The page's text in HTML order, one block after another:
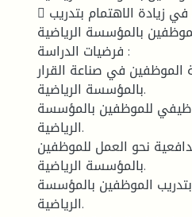
 التعرف على دور التخطيط المسار الوظيفي في زيادة الاهتمام بتدريب
بالمؤسسة الرياضية.
فرضيات الدراسة :
في صناعة القرار
بالمؤسسة الرياضية.
للموظفين بالمؤسسة
الرياضية.
نحو العمل للموظفين
بالمؤسسة الرياضية.
الموظفين بالمؤسسة
الرياضية.